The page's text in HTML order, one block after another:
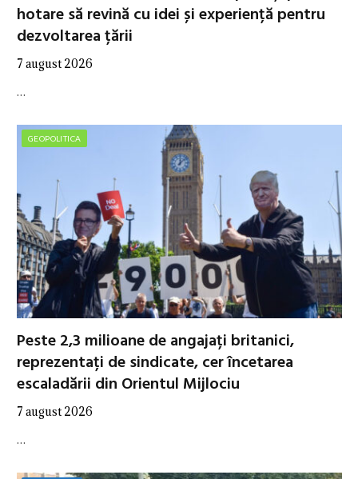
hotare să revină cu idei și experiență pentru
dezvoltarea țării
7 august 2026
…
GEOPOLITICA
Peste 2,3 milioane de angajați britanici,
reprezentați de sindicate, cer încetarea
escaladării din Orientul Mijlociu
7 august 2026
…